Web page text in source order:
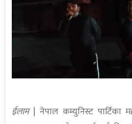
ईलाम| नेपाल कम्युनिस्ट पार्टिका